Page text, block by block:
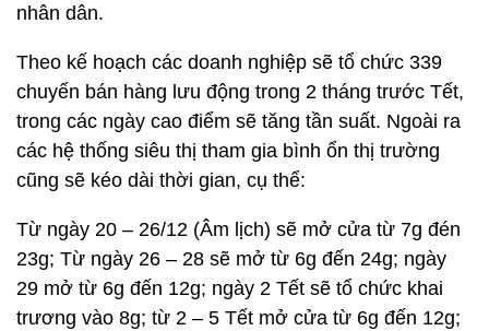
nhân dân.
Theo kế hoạch các doanh nghiệp sẽ tổ chức 339
chuyến bán hàng lưu động trong 2 tháng trước Tết,
trong các ngày cao điểm sẽ tăng tần suất. Ngoài ra
các hệ thống siêu thị tham gia bình ổn thị trường
cũng sẽ kéo dài thời gian, cụ thể:
Từ ngày 20 – 26/12 (Âm lịch) sẽ mở cửa từ 7g đén
23g; Từ ngày 26 – 28 sẽ mở từ 6g đến 24g; ngày
29 mở từ 6g đến 12g; ngày 2 Tết sẽ tổ chức khai
trương vào 8g; từ 2 – 5 Tết mở cửa từ 6g đến 12g;